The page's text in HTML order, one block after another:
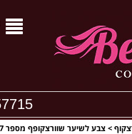
נגישות
> צבע לשיער שוורצקופף מספר 4.57